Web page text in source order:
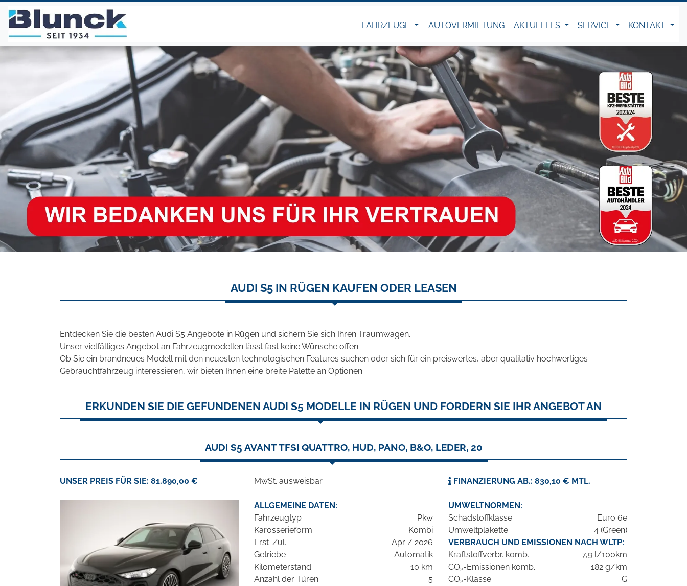
FAHRZEUGE AUTOVERMIETUNG AKTUELLES SERVICE KONTAKT
AUDI S5 IN RÜGEN KAUFEN ODER LEASEN
Entdecken Sie die besten Audi S5 Angebote in Rügen und sichern Sie sich Ihren Traumwagen.
Unser vielfältiges Angebot an Fahrzeugmodellen lässt fast keine Wünsche offen.
Ob Sie ein brandneues Modell mit den neuesten technologischen Features suchen oder sich für ein preiswertes, aber qualitativ hochwertiges
Gebrauchtfahrzeug interessieren, wir bieten Ihnen eine breite Palette an Optionen.
ERKUNDEN SIE DIE GEFUNDENEN AUDI S5 MODELLE IN RÜGEN UND FORDERN SIE IHR ANGEBOT AN
AUDI S5 AVANT TFSI QUATTRO, HUD, PANO, B&O, LEDER, 20
UNSER PREIS FÜR SIE: 81.890,00 € MwSt. ausweisbar FINANZIERUNG AB.: 830,10 € MTL.
ALLGEMEINE DATEN:
Fahrzeugtyp
Pkw
Karosserieform
Kombi
Erst-Zul.
Apr / 2026
Getriebe
Automatik
Kilometerstand
10 km
Anzahl der Türen
5
UMWELTNORMEN:
Schadstoffklasse
Euro 6e
Umweltplakette
4 (Green)
VERBRAUCH UND EMISSIONEN NACH WLTP:
Kraftstoffverbr. komb.
7,9 l/100km
CO2-Emissionen komb.
182 g/km
CO2-Klasse G